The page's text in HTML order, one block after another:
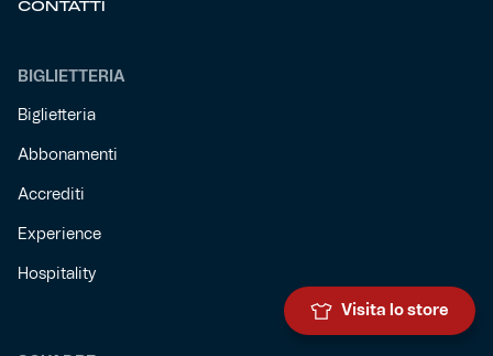
CONTATTI
BIGLIETTERIA
Biglietteria
Abbonamenti
Accrediti
Experience
Hospitality
Visita lo store